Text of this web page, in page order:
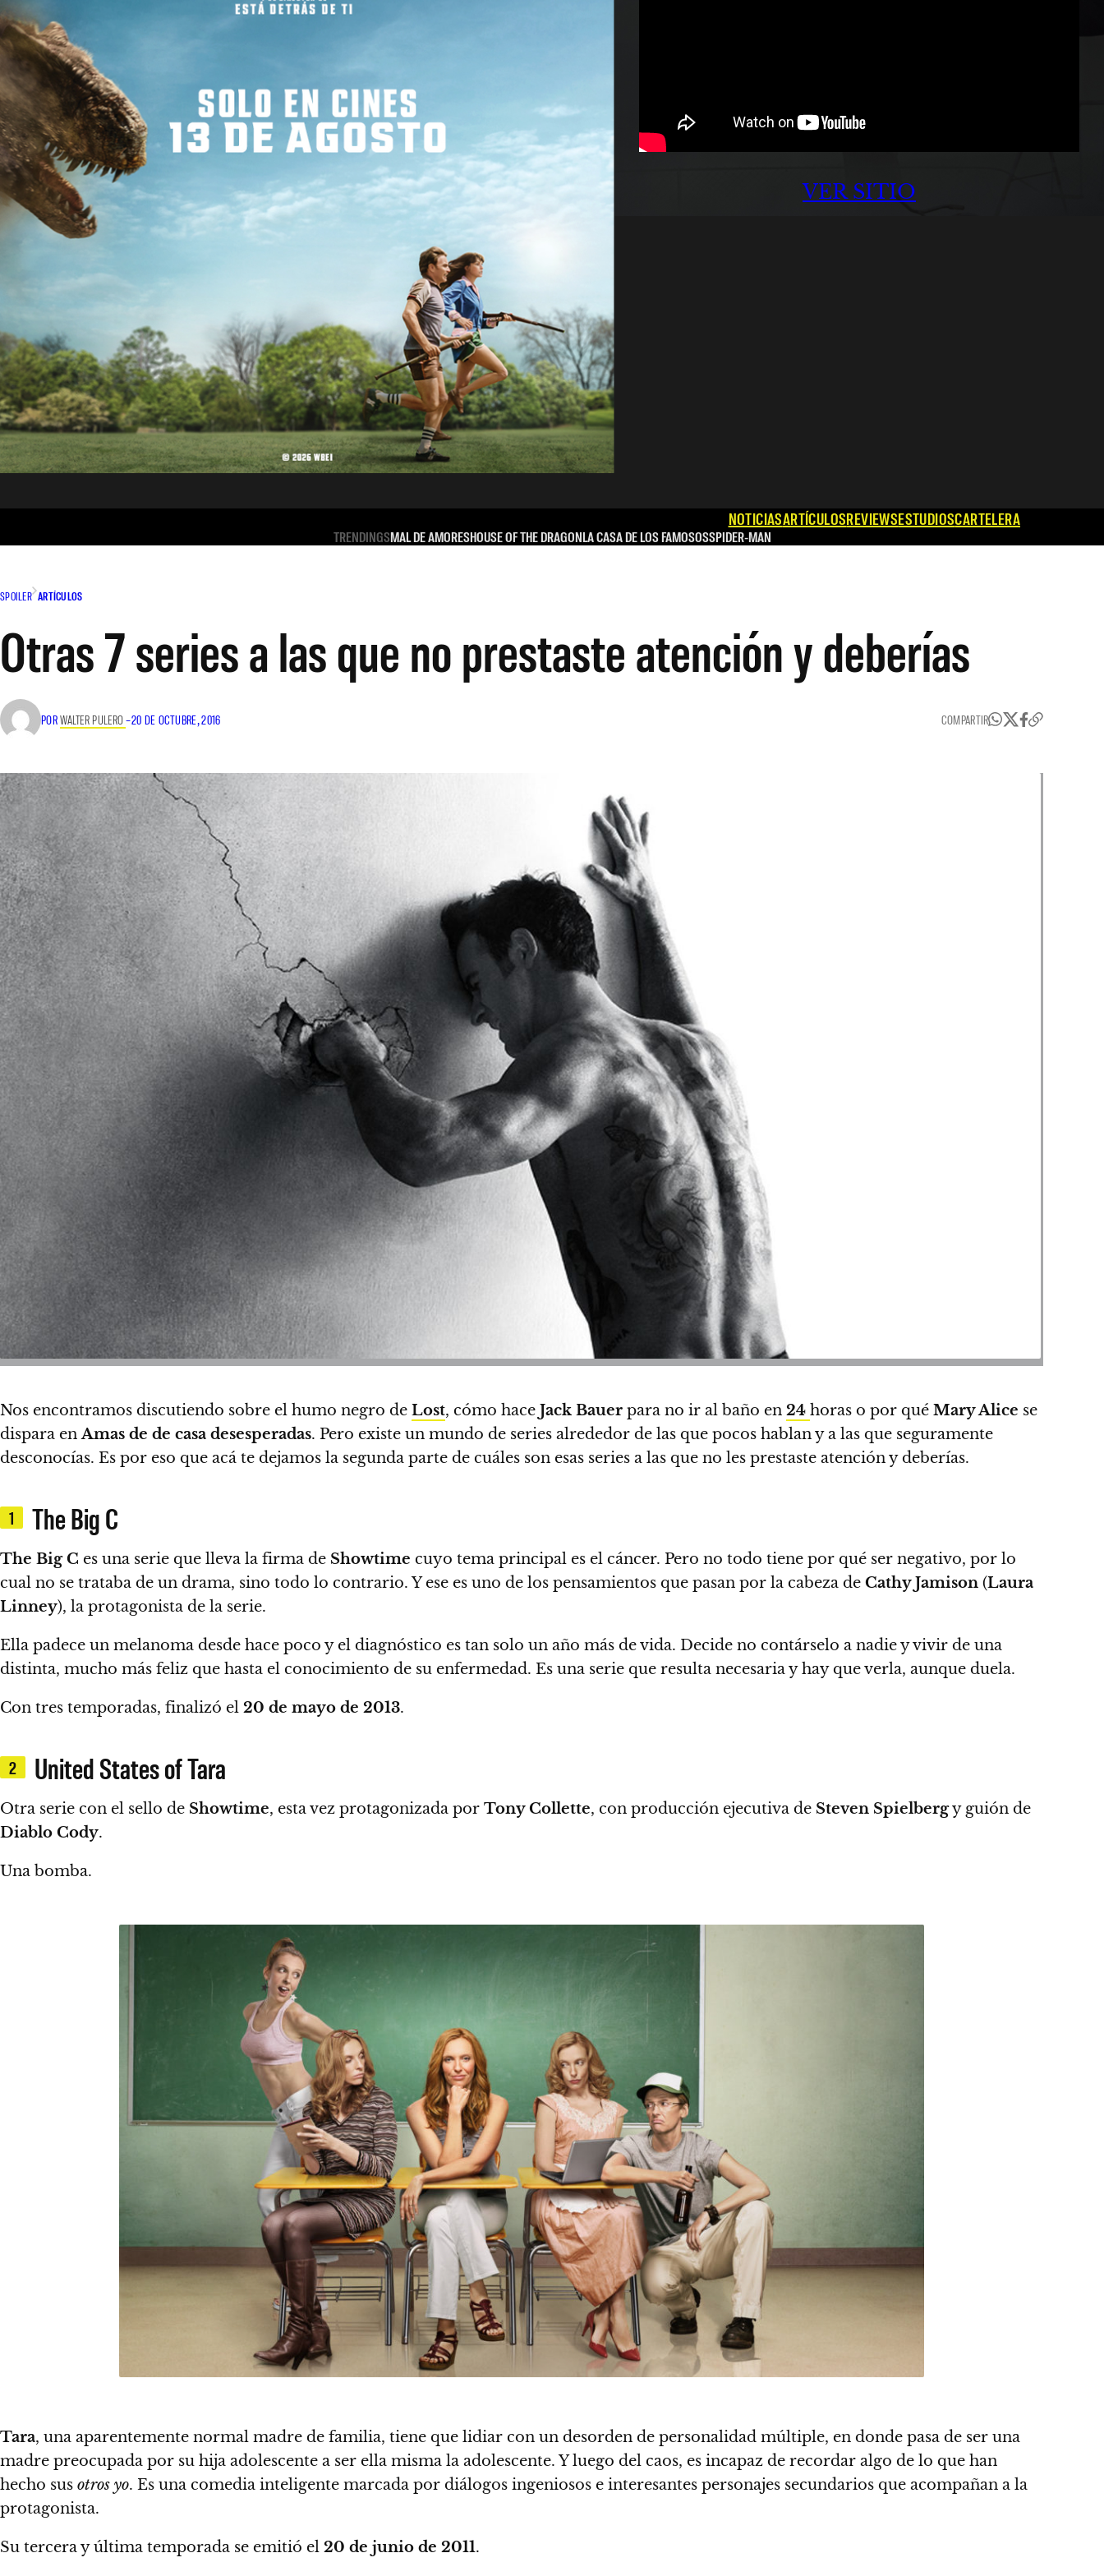
VER SITIO
NOTICIASARTÍCULOSREVIEWSESTUDIOSCARTELERA
TRENDINGSMAL DE AMORESHOUSE OF THE DRAGONLA CASA DE LOS FAMOSOSSPIDER-MAN
SPOILER ARTÍCULOS
Otras 7 series a las que no prestaste atención y deberías
PORWALTER PULERO–20 DE OCTUBRE, 2016 COMPARTIR
Nos encontramos discutiendo sobre el humo negro de Lost, cómo hace Jack Bauer para no ir al baño en 24 horas o por qué Mary Alice se
dispara enAmas de de casa desesperadas. Pero existe un mundo de series alrededor de las que pocos hablan y a las que seguramente
desconocías. Es por eso que acá te dejamos la segunda parte de cuáles son esas series a las que no les prestaste atención y deberías.
1 The Big C
The Big C es una serie que lleva la firma de Showtime cuyo tema principal es el cáncer. Pero no todo tiene por qué ser negativo, por lo
cual no se trataba de un drama, sino todo lo contrario. Y ese es uno de los pensamientos que pasan por la cabeza de Cathy Jamison (Laura
Linney), la protagonista de la serie.
Ella padece un melanoma desde hace poco y el diagnóstico es tan solo un año más de vida. Decide no contárselo a nadie y vivir de una
distinta, mucho más feliz que hasta el conocimiento de su enfermedad. Es una serie que resulta necesaria y hay que verla, aunque duela.
Con tres temporadas, finalizó el 20 de mayo de 2013.
2 United States of Tara
Otra serie con el sello de Showtime, esta vez protagonizada por Tony Collette, con producción ejecutiva de Steven Spielbergy guión de
Diablo Cody.
Una bomba.
Tara, una aparentemente normal madre de familia, tiene que lidiar con un desorden de personalidad múltiple, en donde pasa de ser una
madre preocupada por su hija adolescente a ser ella misma la adolescente. Y luego del caos, es incapaz de recordar algo de lo que han
hecho sus otros yo. Es una comedia inteligente marcada por diálogos ingeniosos e interesantes personajes secundarios que acompañan a la
protagonista.
Su tercera y última temporada se emitió el 20 de junio de 2011.